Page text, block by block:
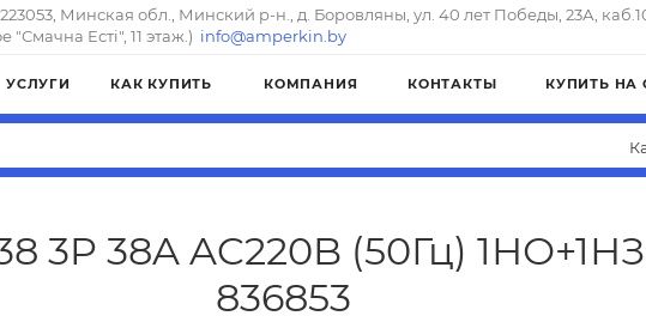
Минская обл., Минский р-н., д. Боровляны, ул. 40 лет Победы, 23А,
"Смачна Естi", 11 этаж.) info@amperkin.by
УСЛУГИ КАК КУПИТЬ КОМПАНИЯ КОНТАКТЫ КУПИТЬ НА
3P 38A AC220B (50Гц)
836853